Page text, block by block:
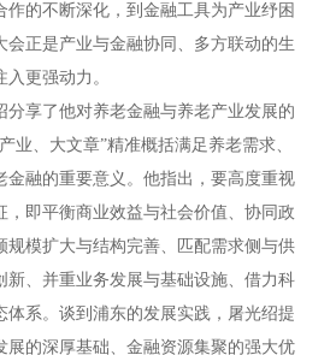
作的不断深化，到金融工具为产业纾困
会正是产业与金融协同、多方联动的生
更强动力。
分享了他对养老金融与养老产业发展的
业、大文章”精准概括满足养老需求、
金融的重要意义。他指出，要高度重视
，即平衡商业效益与社会价值、协同政
规模扩大与结构完善、匹配需求侧与供
新、并重业务发展与基础设施、借力科
体系。谈到浦东的发展实践，屠光绍提
展的深厚基础、金融资源集聚的强大优